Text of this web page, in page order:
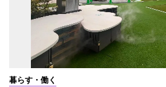
暮らす・働く